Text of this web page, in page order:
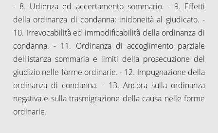
- 8. Udienza ed accertamento sommario. - 9. Effetti
della ordinanza di condanna; inidoneità al giudicato. -
10. Irrevocabilità ed immodificabilità della ordinanza di
condanna. - 11. Ordinanza di accoglimento parziale
dell'istanza sommaria e limiti della prosecuzione del
giudizio nelle forme ordinarie. - 12. Impugnazione della
ordinanza di condanna. - 13. Ancora sulla ordinanza
negativa e sulla trasmigrazione della causa nelle forme
ordinarie.